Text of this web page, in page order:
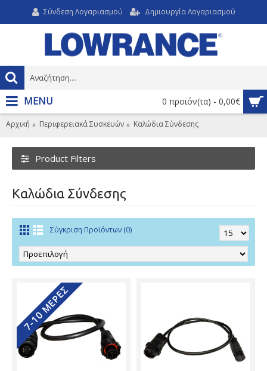
Σύνδεση Λογαριασμού Δημιουργία Λογαριασμού
0 προϊόν(τα) - 0,00€
MENU
Αρχική Περιφερειακά Συσκευών Καλώδια Σύνδεσης
Product Filters
Καλώδια Σύνδεσης
Σύγκριση Προϊόντων (0)
7-10 ΜΈΡΕΣ